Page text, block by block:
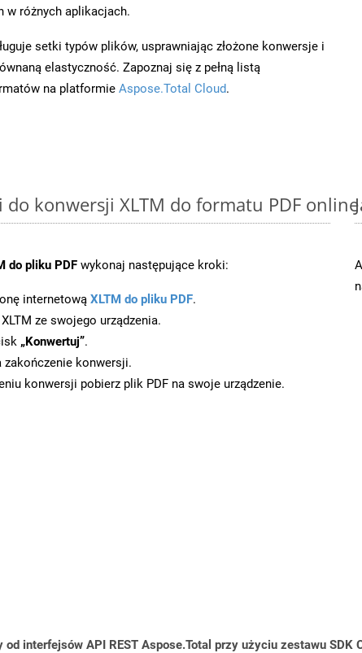
w różnych aplikacjach.
setki typów plików, usprawniając złożone konwersje i
elastyczność. Zapoznaj się z pełną listą
na platformie Aspose.Total Cloud.
do konwersji XLTM do formatu PDF online
do pliku PDF wykonaj następujące kroki:
internetową XLTM do pliku PDF.
ze swojego urządzenia.
„Konwertuj”.
zakończenie konwersji.
konwersji pobierz plik PDF na swoje urządzenie.
od interfejsów API REST Aspose.Total przy użyciu zestawu SDK